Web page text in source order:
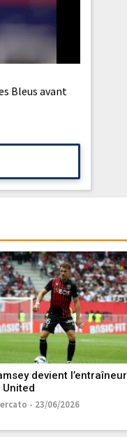
Bleus avant
devient l’entraîneur
United
- 23/06/2026